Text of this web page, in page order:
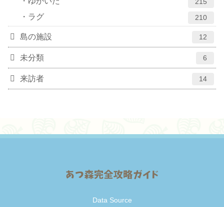
ラグ 210
島の施設 12
未分類 6
来訪者 14
Data Source